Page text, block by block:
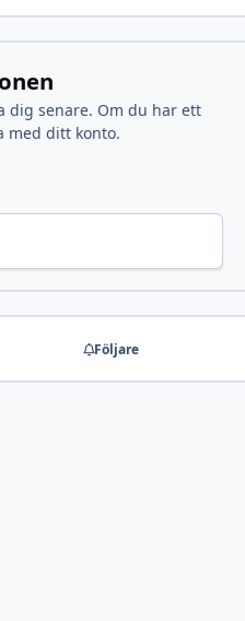
dig senare. Om du har ett
med ditt konto.
Följare